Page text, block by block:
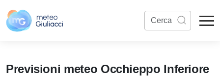
Previsioni meteo Occhieppo Inferiore